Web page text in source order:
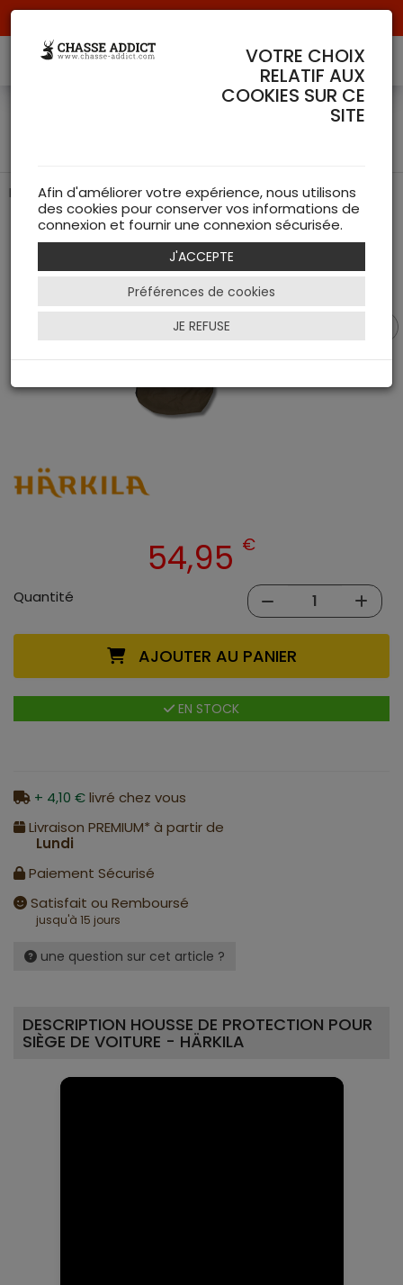
Housse de protection pour
Protégez votre siège auto en toute élégance
54,95 €
Quantité
AJOUTER AU PANIER
EN STOCK
+ 4,10 €livré chez vous
Livraison PREMIUM* à partir de
Lundi
Paiement Sécurisé
Satisfait ou Remboursé
jusqu'à 15 jours
une question sur cet article ?
DESCRIPTION HOUSSE DE PROTECTION POUR
SIÈGE DE VOITURE - HÄRKILA
VOTRE CHOIX
RELATIF AUX
COOKIES SUR CE
SITE
Afin d'améliorer votre expérience, nous utilisons
des cookies pour conserver vos informations de
connexion et fournir une connexion sécurisée.
J'ACCEPTE
Préférences de cookies
JE REFUSE